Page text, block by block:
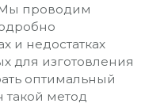
проводим
и недостатках
для изготовления
оптимальный
такой метод